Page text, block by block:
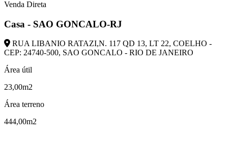
Venda Direta
Casa - SAO GONCALO-RJ
RUA LIBANIO RATAZI,N. 117 QD 13, LT 22, COELHO -
CEP: 24740-500, SAO GONCALO - RIO DE JANEIRO
Área útil
23,00m2
Área terreno
444,00m2